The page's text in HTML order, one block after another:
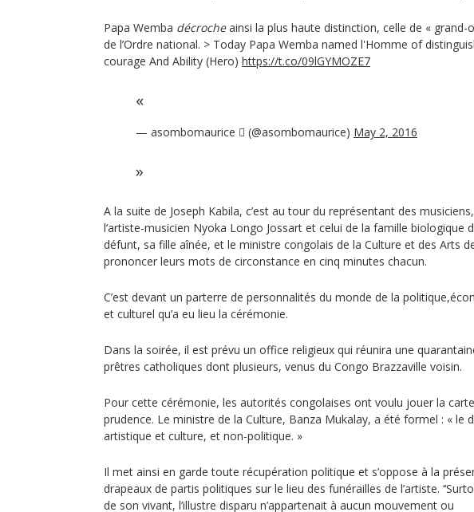
Papa Wemba décrocheainsi la plus haute distinction, celle de « grand-
de l’Ordre national. > Today Papa Wemba named l'Homme of
courage And Ability (Hero) https://t.co/09lGYMOZE7
— asombomaurice  (@asombomaurice) May 2, 2016
A la suite de Joseph Kabila, c’est au tour du représentant des musiciens,
l’artiste-musicien Nyoka Longo Jossart et celui de la famille biologique
défunt, sa fille aînée, et le ministre congolais de la Culture et des Arts
prononcer leurs mots de circonstance en cinq minutes chacun.
C’est devant un parterre de personnalités du monde de la
et culturel qu’a eu lieu la cérémonie.
Dans la soirée, il est prévu un office religieux qui réunira une
prêtres catholiques dont plusieurs, venus du Congo Brazzaville voisin.
Pour cette cérémonie, les autorités congolaises ont voulu jouer la
prudence. Le ministre de la Culture, Banza Mukalay, a été formel : « le
artistique et culture, et non-politique. »
Il met ainsi en garde toute récupération politique et s’oppose à la
drapeaux de partis politiques sur le lieu des funérailles de l’artiste.
de son vivant, l’illustre disparu n’appartenait à aucun mouvement ou